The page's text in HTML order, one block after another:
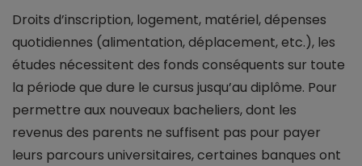
Droits d’inscription, logement, matériel, dépenses
quotidiennes (alimentation, déplacement, etc.), les
études nécessitent des fonds conséquents sur toute
la période que dure le cursus jusqu’au diplôme. Pour
permettre aux nouveaux bacheliers, dont les
revenus des parents ne suffisent pas pour payer
leurs parcours universitaires, certaines banques ont